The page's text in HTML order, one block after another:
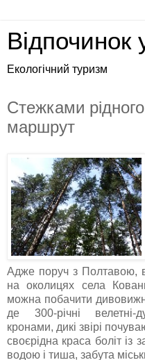
Відпочинок
Екологічний туризм
Стежками
маршрут
Адже поруч з Полтавою,
на околицях села
можна побачити
де 300-річні велетні-
кронами, дикі звірі
своєрідна краса боліт із
водою і тиша, забута